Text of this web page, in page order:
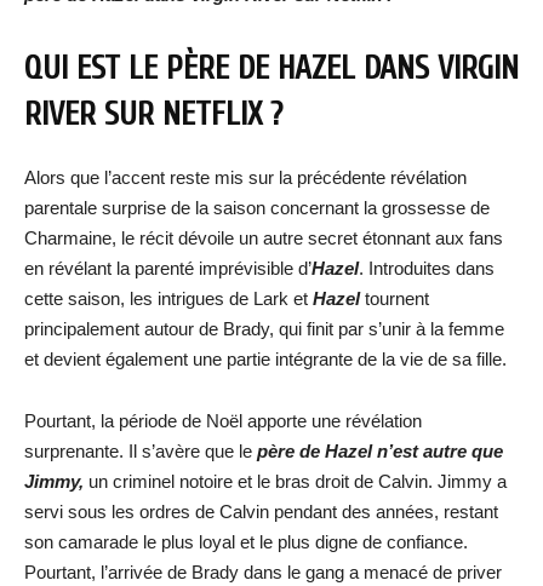
QUI EST LE PÈRE DE HAZEL DANS VIRGIN
RIVER SUR NETFLIX ?
Alors que l’accent reste mis sur la précédente révélation
parentale surprise de la saison concernant la grossesse de
Charmaine, le récit dévoile un autre secret étonnant aux fans
en révélant la parenté imprévisible d’Hazel. Introduites dans
cette saison, les intrigues de Lark et Hazeltournent
principalement autour de Brady, qui finit par s’unir à la femme
et devient également une partie intégrante de la vie de sa fille.
Pourtant, la période de Noël apporte une révélation
surprenante. Il s’avère que le père de Hazel n’est autre que
Jimmy, un criminel notoire et le bras droit de Calvin. Jimmy a
servi sous les ordres de Calvin pendant des années, restant
son camarade le plus loyal et le plus digne de confiance.
Pourtant, l’arrivée de Brady dans le gang a menacé de priver